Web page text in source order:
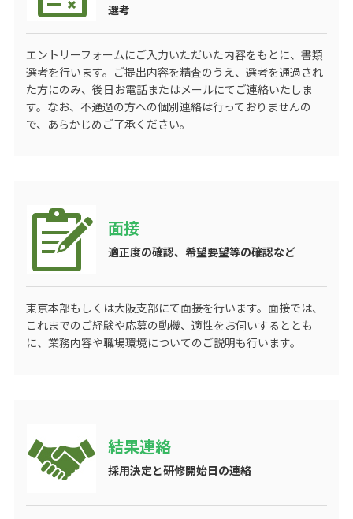
選考
エントリーフォームにご入力いただいた内容をもとに、書類
選考を行います。ご提出内容を精査のうえ、選考を通過され
た方にのみ、後日お電話またはメールにてご連絡いたしま
す。なお、不通過の方への個別連絡は行っておりませんの
で、あらかじめご了承ください。
面接
適正度の確認、希望要望等の確認など
東京本部もしくは大阪支部にて面接を行います。面接では、
これまでのご経験や応募の動機、適性をお伺いするととも
に、業務内容や職場環境についてのご説明も行います。
結果連絡
採用決定と研修開始日の連絡